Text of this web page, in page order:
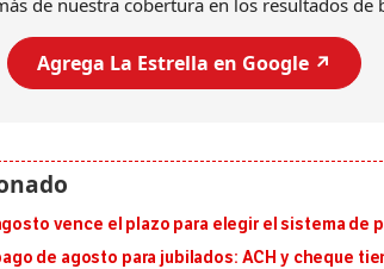
Agrega La Estrella en Google ↗️
vence el plazo para elegir el sistema de
de agosto para jubilados: ACH y cheque
Entre
da Silva,
candidatura...